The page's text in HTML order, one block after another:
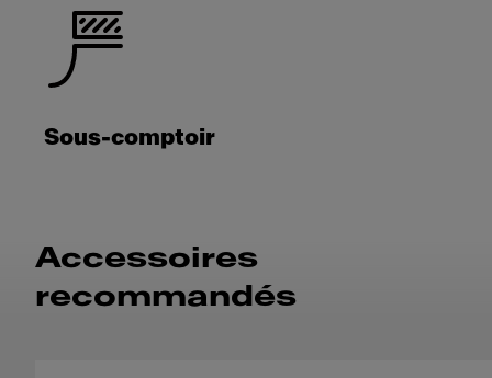
Sous-comptoir
Accessoires
recommandés